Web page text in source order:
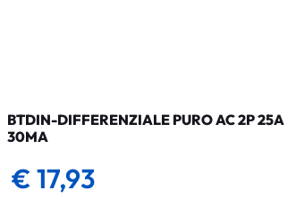
BTDIN-DIFFERENZIALE PURO AC 2P 25A
30MA
€ 17,93